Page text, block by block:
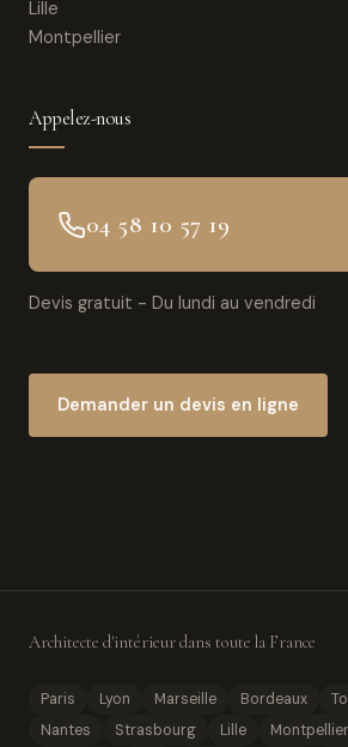
Lille
Montpellier
Appelez-nous
04 58 10 57 19
Devis gratuit - Du lundi au vendredi
Demander un devis en ligne
Architecte d'intérieur dans toute la France
Paris Lyon Marseille Bordeaux
Nantes
Strasbourg Lille Montpellier